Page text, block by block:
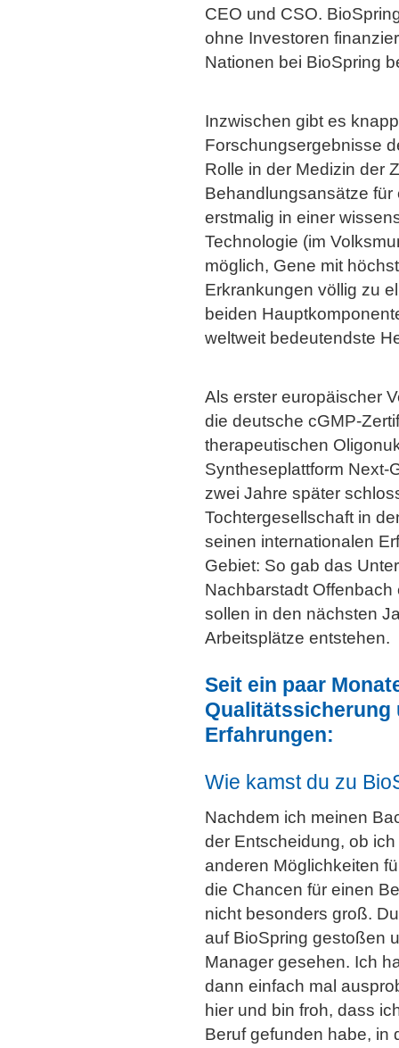
CEO und CSO.
ohne Investoren
Nationen bei BioSpring
Inzwischen gibt es
Forschungsergebnisse
Rolle in der Medizin der
Behandlungsansätze
erstmalig in einer
Technologie (im
möglich, Gene mit
Erkrankungen völlig zu
beiden
weltweit bedeutendste
Als erster europäischer
die deutsche cGMP-
therapeutischen
Syntheseplattform Next-
zwei Jahre später
Tochtergesellschaft in
seinen internationalen
Gebiet: So gab das
Nachbarstadt
sollen in den nächsten
Arbeitsplätze entstehen.
Seit ein paar
Qualitätssicherung
Erfahrungen:
Wie kamst du zu
Nachdem ich meinen
der Entscheidung, ob
anderen Möglichkeiten
die Chancen für einen
nicht besonders groß.
auf BioSpring gestoßen
Manager gesehen. Ich
dann einfach mal
hier und bin froh, dass
Beruf gefunden habe, in